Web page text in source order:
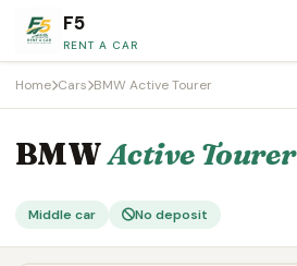
F5
RENT A CAR
Home Cars BMW Active Tourer
BMWActive Tourer
Middle car No deposit